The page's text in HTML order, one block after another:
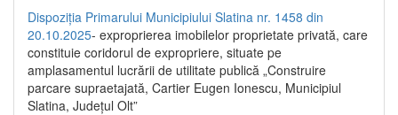
Dispoziția Primarului Municipiului Slatina nr. 1458 din
20.10.2025- exproprierea imobilelor proprietate privată, care
constituie coridorul de expropriere, situate pe
amplasamentul lucrării de utilitate publică „Construire
parcare supraetajată, Cartier Eugen Ionescu, Municipiul
Slatina, Județul Olt”